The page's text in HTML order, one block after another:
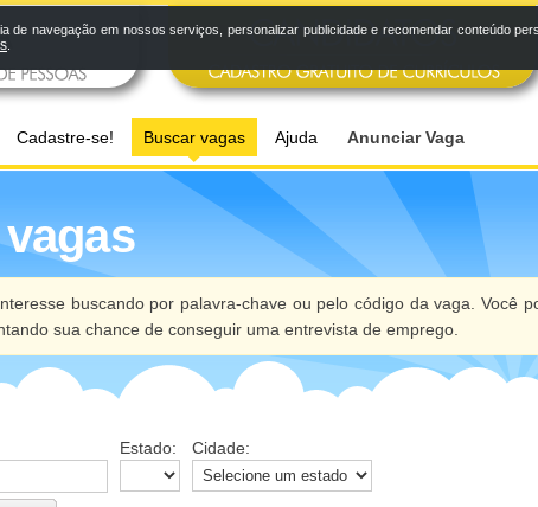
Cadastre-se! Buscar vagas Ajuda Anunciar Vaga
buscando por palavra-chave ou pelo código da vaga. Você
sua chance de conseguir uma entrevista de emprego.
Estado: Cidade:
navegação em nossos serviços, personalizar publicidade e recomendar conteúdo